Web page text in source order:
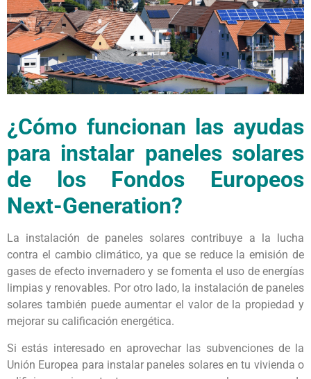
¿Cómo funcionan las ayudas
para instalar paneles solares
de los Fondos Europeos
Next-Generation?
La instalación de paneles solares contribuye a la lucha
contra el cambio climático, ya que se reduce la emisión de
gases de efecto invernadero y se fomenta el uso de energías
limpias y renovables. Por otro lado, la instalación de paneles
solares también puede aumentar el valor de la propiedad y
mejorar su calificación energética.
Si estás interesado en aprovechar las subvenciones de la
Unión Europea para instalar paneles solares en tu vivienda o